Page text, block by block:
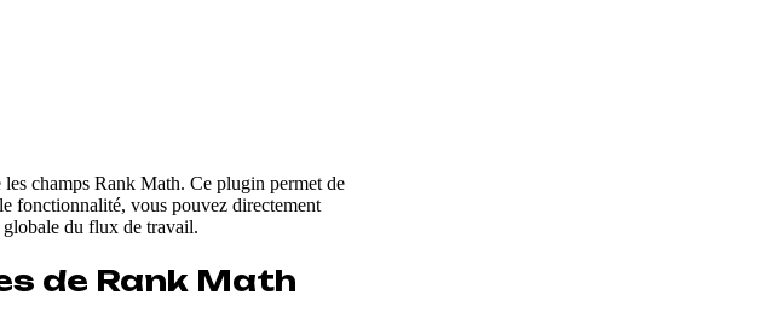
champs Rank Math. Ce plugin permet de
fonctionnalité, vous pouvez directement
du flux de travail.
de Rank Math